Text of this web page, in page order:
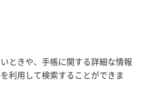
ときや、手帳に関する詳細な情報
利用して検索することができま